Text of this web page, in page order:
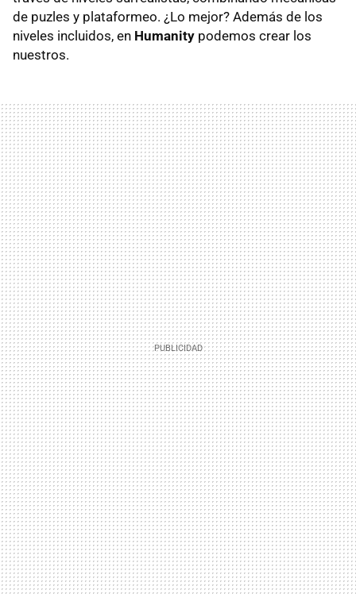
de puzles y plataformeo. ¿Lo mejor? Además de los
niveles incluidos, en Humanity podemos crear los
nuestros.